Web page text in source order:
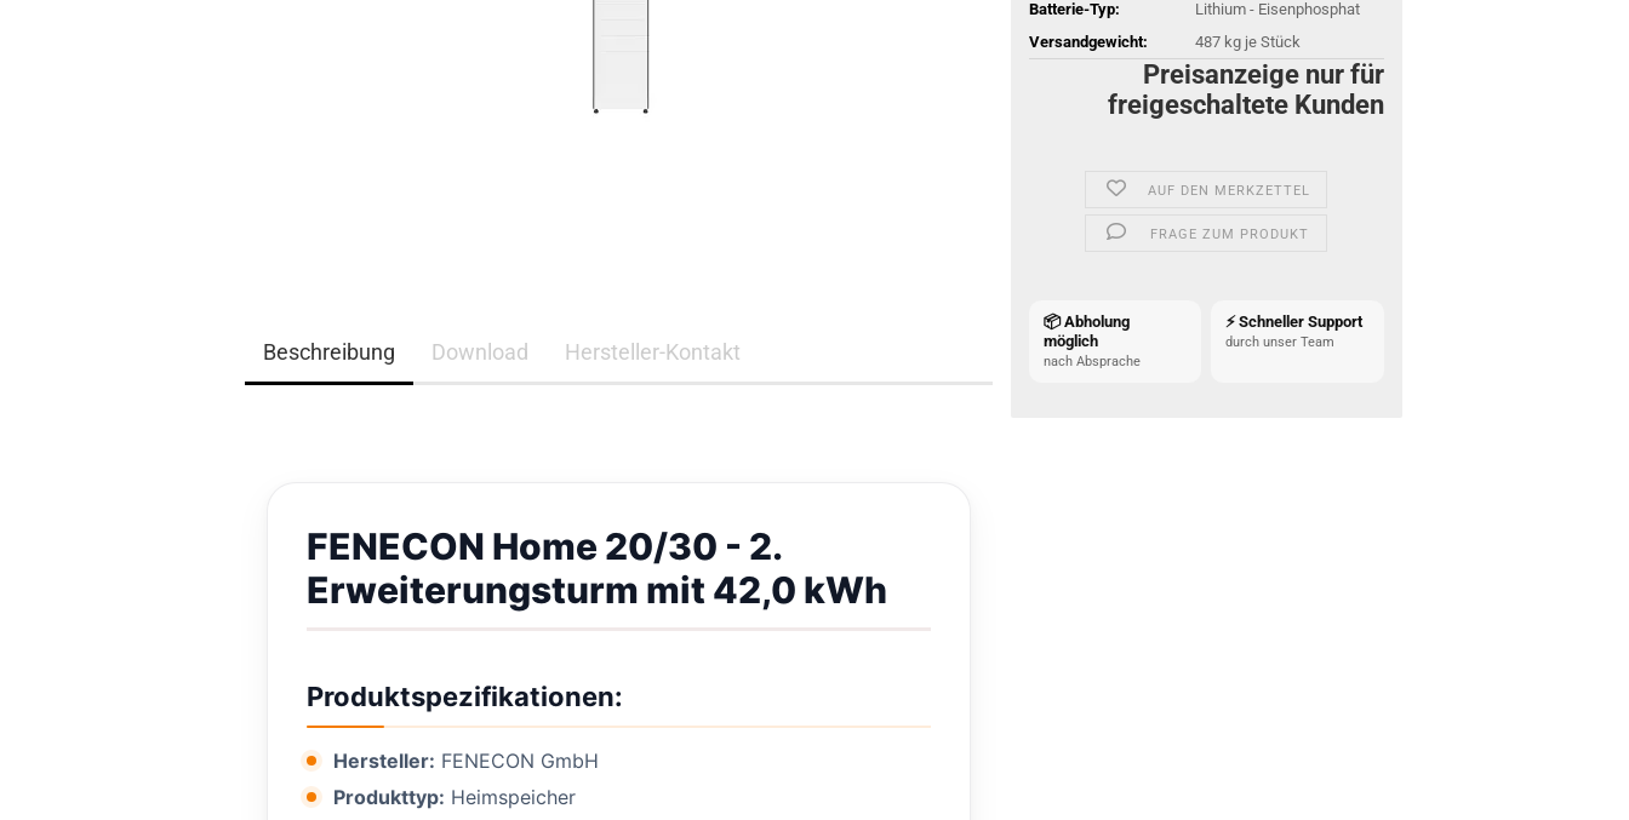
Batterie-Typ:
Lithium - Eisenphosphat
Versandgewicht:
487kg je Stück
Preisanzeige nur für
freigeschaltete Kunden
AUF DEN MERKZETTEL
FRAGE ZUM PRODUKT
📦 Abholung
möglich
nach Absprache
⚡ Schneller Support
durch unser Team
Beschreibung Download Hersteller-Kontakt
FENECON Home 20/30 - 2.
Erweiterungsturm mit 42,0 kWh
Produktspezifikationen:
Hersteller: FENECON GmbH
Produkttyp: Heimspeicher